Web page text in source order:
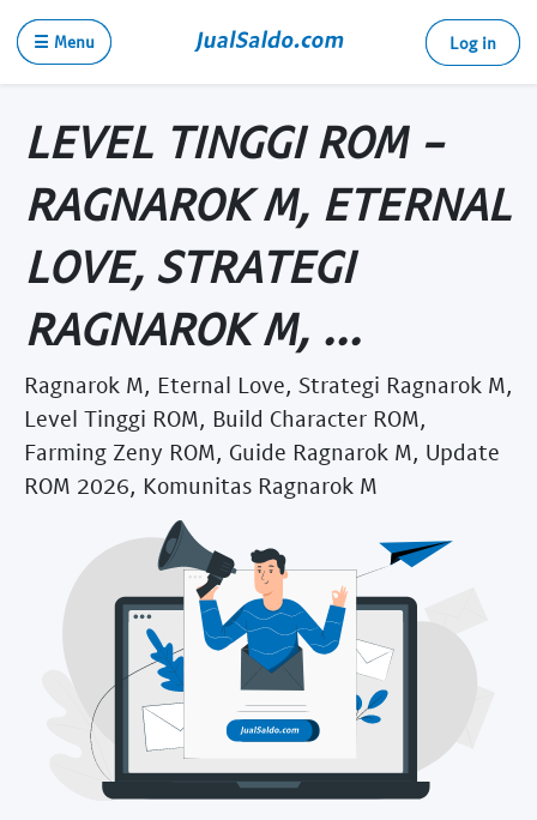
☰ Menu Log in
LEVEL TINGGI ROM -
RAGNAROK M, ETERNAL
LOVE, STRATEGI
RAGNAROK M, ...
Ragnarok M, Eternal Love, Strategi Ragnarok M,
Level Tinggi ROM, Build Character ROM,
Farming Zeny ROM, Guide Ragnarok M, Update
ROM 2026, Komunitas Ragnarok M